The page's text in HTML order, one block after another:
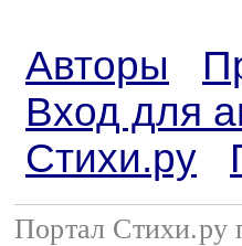
Авторы
Вход для
Стихи.ру
Портал Стихи.ру